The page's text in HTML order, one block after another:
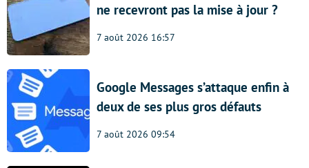
ne recevront pas la mise à jour ?
7 août 2026 16:57
Google Messages s’attaque enfin à
deux de ses plus gros défauts
7 août 2026 09:54